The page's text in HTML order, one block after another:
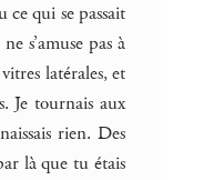
qui se passait
s’amuse pas à
latérales, et
Je tournais aux
rien. Des
là que tu étais